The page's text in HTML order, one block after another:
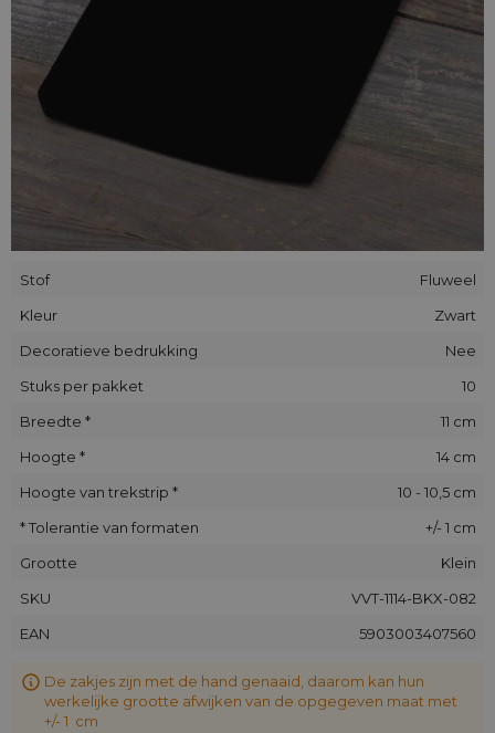
Stof
Fluweel
Kleur
Zwart
Decoratieve bedrukking
Nee
Stuks per pakket
10
Breedte *
11 cm
Hoogte *
14 cm
Hoogte van trekstrip *
10 - 10,5 cm
* Tolerantie van formaten
+/- 1 cm
Grootte
Klein
SKU
VVT-1114-BKX-082
EAN
5903003407560
De zakjes zijn met de hand genaaid, daarom kan hun
werkelijke grootte afwijken van de opgegeven maat met
+/- 1 cm